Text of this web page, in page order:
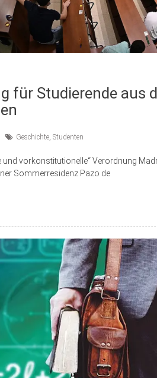
für Studierende aus
Geschichte Studenten
und vorkonstitutionelle“ Verordnung
Sommerresidenz Pazo de